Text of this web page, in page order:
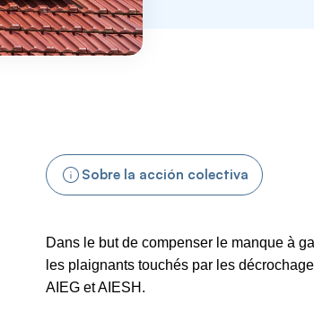
Sobre la acción colectiva
Dans le but de compenser le manque à
les plaignants touchés par les
AIEG et AIESH.